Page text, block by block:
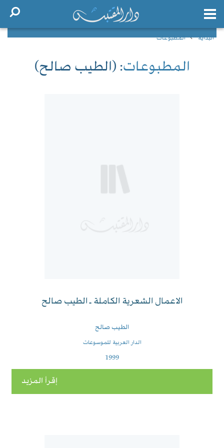
البداية المطبوعات
المطبوعات: (الطيب صالح)
الاعمال الشعرية الكاملة ـ الطيب صالح
الطيب صالح
الدار العربية للموسوعات
1999
إقرأ المزيد